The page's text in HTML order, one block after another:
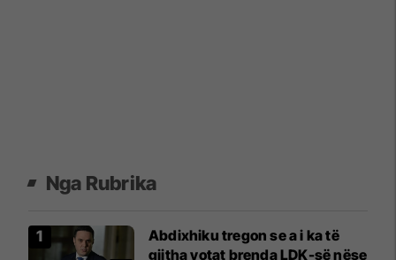
Nga Rubrika
Abdixhiku tregon se a i ka të
gjitha votat brenda LDK-së nëse